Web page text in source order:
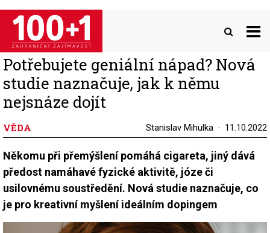
Přejít
hlavnímu
obsahu
Potřebujete geniální nápad? Nová
studie naznačuje, jak k němu
nejsnáze dojít
VĚDA Stanislav Mihulka 11.10.2022
Někomu při přemýšlení pomáhá cigareta, jiný dává
předost namáhavé fyzické aktivitě, józe či
usilovnému soustředění. Nová studie naznačuje, co
je pro kreativní myšlení ideálním dopingem